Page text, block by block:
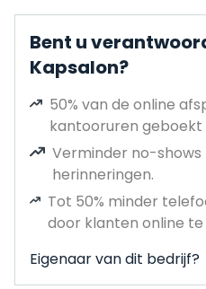
Bent u
Kapsalon?
50% van de online
kantooruren geboekt
Verminder no-shows
herinneringen.
Tot 50% minder
door klanten online
Eigenaar van dit bedrijf?